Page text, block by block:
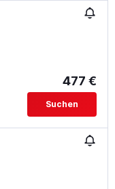
477 €
Suchen